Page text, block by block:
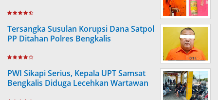
Tersangka Susulan Korupsi Dana Satpol
PP Ditahan Polres Bengkalis
PWI Sikapi Serius, Kepala UPT Samsat
Bengkalis Diduga Lecehkan Wartawan